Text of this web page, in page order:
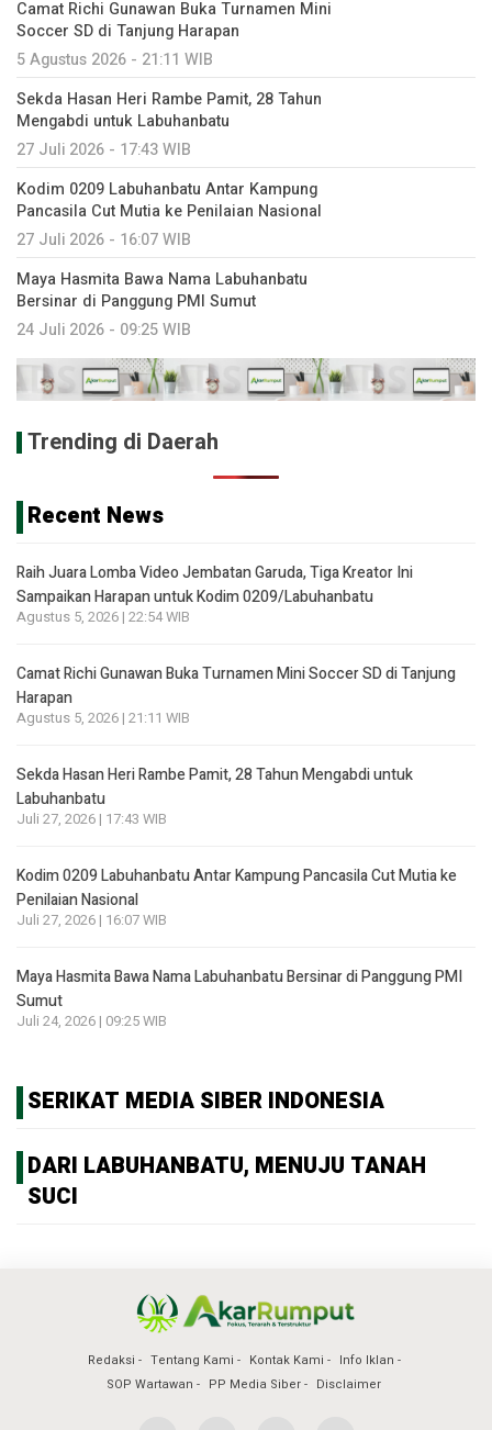
Camat Richi Gunawan Buka Turnamen Mini
Soccer SD di Tanjung Harapan
5 Agustus 2026 - 21:11 WIB
Sekda Hasan Heri Rambe Pamit, 28 Tahun
Mengabdi untuk Labuhanbatu
27 Juli 2026 - 17:43 WIB
Kodim 0209 Labuhanbatu Antar Kampung
Pancasila Cut Mutia ke Penilaian Nasional
27 Juli 2026 - 16:07 WIB
Maya Hasmita Bawa Nama Labuhanbatu
Bersinar di Panggung PMI Sumut
24 Juli 2026 - 09:25 WIB
Trending di Daerah
Recent News
Raih Juara Lomba Video Jembatan Garuda, Tiga Kreator Ini
Sampaikan Harapan untuk Kodim 0209/Labuhanbatu
Agustus 5, 2026 | 22:54 WIB
Camat Richi Gunawan Buka Turnamen Mini Soccer SD di Tanjung
Harapan
Agustus 5, 2026 | 21:11 WIB
Sekda Hasan Heri Rambe Pamit, 28 Tahun Mengabdi untuk
Labuhanbatu
Juli 27, 2026 | 17:43 WIB
Kodim 0209 Labuhanbatu Antar Kampung Pancasila Cut Mutia ke
Penilaian Nasional
Juli 27, 2026 | 16:07 WIB
Maya Hasmita Bawa Nama Labuhanbatu Bersinar di Panggung PMI
Sumut
Juli 24, 2026 | 09:25 WIB
SERIKAT MEDIA SIBER INDONESIA
DARI LABUHANBATU, MENUJU TANAH
SUCI
Redaksi Tentang Kami Kontak Kami
Info Iklan
SOP Wartawan
PP Media Siber Disclaimer